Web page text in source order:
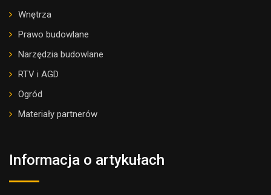
Wnętrza
Prawo budowlane
Narzędzia budowlane
RTV i AGD
Ogród
Materiały partnerów
Informacja o artykułach